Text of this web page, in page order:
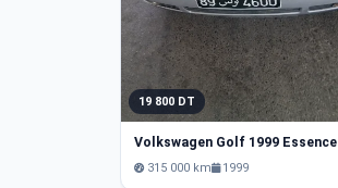
19 800 DT
Volkswagen Golf 1999 Essence
315 000 km 1999